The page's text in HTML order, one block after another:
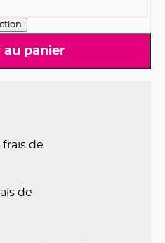
panier
frais de
de